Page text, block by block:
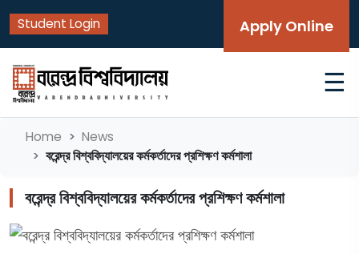
Student Login Apply Online
☰
Home News
বরেন্দ্র বিশ্ববিদ্যালয়ের কর্মকর্তাদের প্রশিক্ষণ কর্মশালা
বরেন্দ্র বিশ্ববিদ্যালয়ের কর্মকর্তাদের প্রশিক্ষণ কর্মশালা